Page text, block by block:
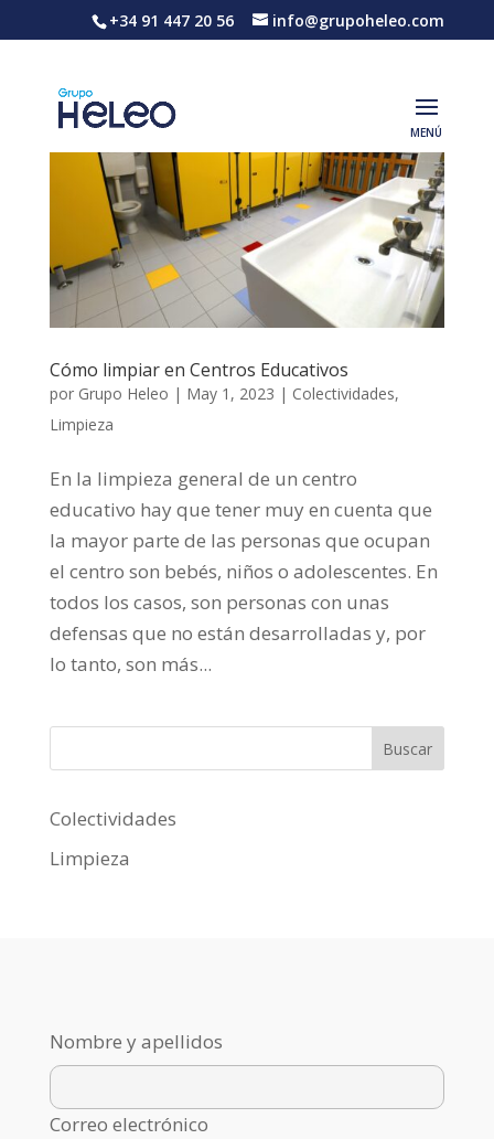
+34 91 447 20 56 info@grupoheleo.com
Cómo limpiar en Centros Educativos
por Grupo Heleo | May 1, 2023 | Colectividades,
Limpieza
En la limpieza general de un centro
educativo hay que tener muy en cuenta que
la mayor parte de las personas que ocupan
el centro son bebés, niños o adolescentes. En
todos los casos, son personas con unas
defensas que no están desarrolladas y, por
lo tanto, son más...
Buscar
Colectividades
Limpieza
Nombre y apellidos
Correo electrónico